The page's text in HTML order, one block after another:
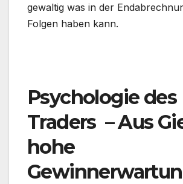
gewaltig was in der
Folgen haben kann.
Psychologie des
Traders – Aus
hohe